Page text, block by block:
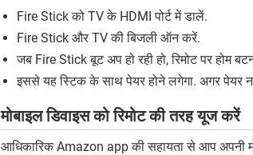
Fire Stick को TV के HDMI पोर्ट में डालें.
Fire Stick और TV की बिजली ऑन करें.
जब Fire Stick बूट अप हो रही हो, रिमोट पर होम
इससे यह स्टिक के साथ पेयर होने लगेगा. अगर पेयर
मोबाइल डिवाइस को रिमोट की तरह यूज करें
आधिकारिक Amazon app की सहायता से आप अपनी